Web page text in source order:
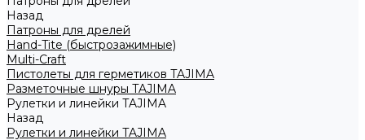
Назад
Патроны для дрелей
Hand-Tite (быстрозажимные)
Multi-Craft
Пистолеты для герметиков TAJIMA
Разметочные шнуры TAJIMA
Рулетки и линейки TAJIMA
Назад
Рулетки и линейки TAJIMA